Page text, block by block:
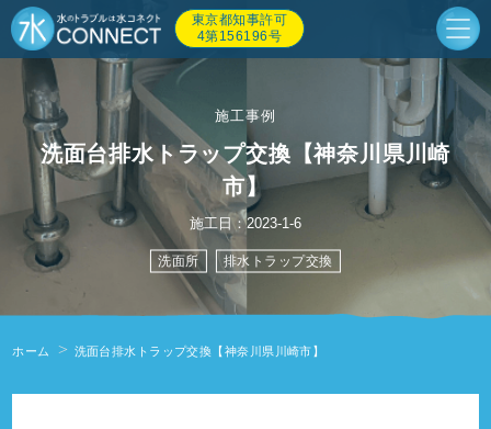
東京都知事許可
4第156196号
施工事例
洗面台排水トラップ交換【神奈川県川崎
市】
施工日：2023-1-6
洗面所 排水トラップ交換
ホーム 洗面台排水トラップ交換【神奈川県川崎市】